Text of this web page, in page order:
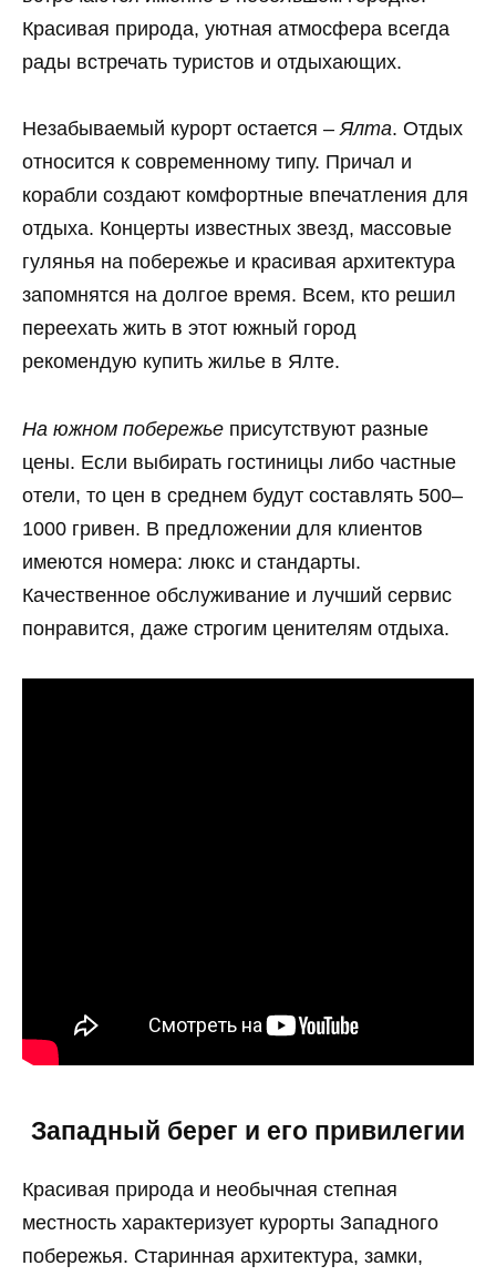
Красивая природа, уютная атмосфера всегда
рады встречать туристов и отдыхающих.
Незабываемый курорт остается –Ялта. Отдых
относится к современному типу. Причал и
корабли создают комфортные впечатления для
отдыха. Концерты известных звезд, массовые
гулянья на побережье и красивая архитектура
запомнятся на долгое время. Всем, кто решил
переехать жить в этот южный город
рекомендую купить жилье в Ялте.
На южном побережье присутствуют разные
цены. Если выбирать гостиницы либо частные
отели, то цен в среднем будут составлять 500–
1000 гривен. В предложении для клиентов
имеются номера: люкс и стандарты.
Качественное обслуживание и лучший сервис
понравится, даже строгим ценителям отдыха.
Западный берег и его привилегии
Красивая природа и необычная степная
местность характеризует курорты Западного
побережья. Старинная архитектура, замки,